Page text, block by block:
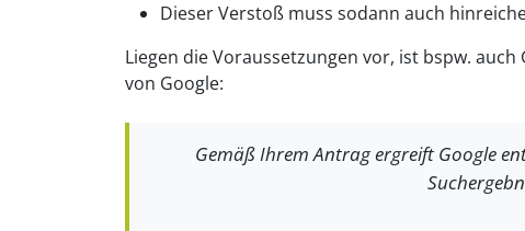
Dieser Verstoß muss sodann auch
Liegen die Voraussetzungen vor, ist bspw.
von Google:
Gemäß Ihrem Antrag ergreift Google